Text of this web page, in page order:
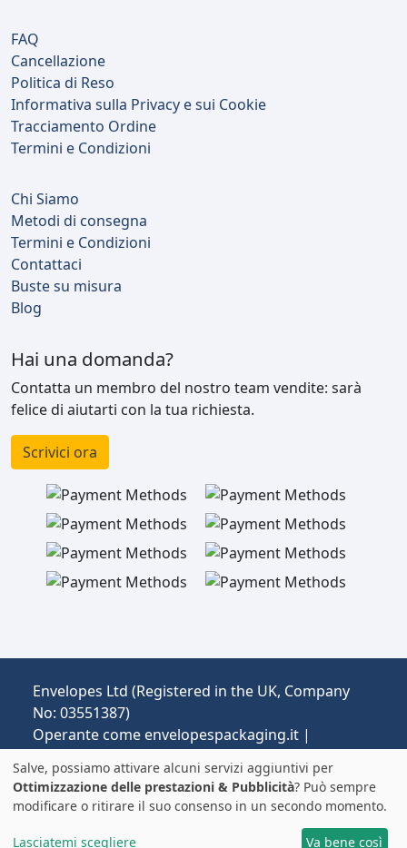
FAQ
Cancellazione
Politica di Reso
Informativa sulla Privacy e sui Cookie
Tracciamento Ordine
Termini e Condizioni
Chi Siamo
Metodi di consegna
Termini e Condizioni
Contattaci
Buste su misura
Blog
Hai una domanda?
Contatta un membro del nostro team vendite: sarà
felice di aiutarti con la tua richiesta.
Scrivici ora
Envelopes Ltd (Registered in the UK, Company
No: 03551387)
Operante come envelopespackaging.it |
Prezzi in EUR | Dazi e IVA possono essere
applicati.
Salve, possiamo attivare alcuni servizi aggiuntivi per
Ottimizzazione delle prestazioni & Pubblicità? Può sempre
modificare o ritirare il suo consenso in un secondo momento.
Lasciatemi scegliere Va bene così